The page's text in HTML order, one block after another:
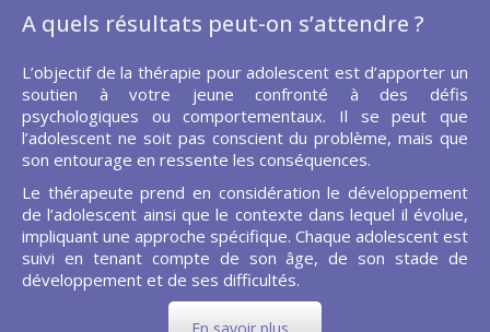
A quels résultats peut-on s’attendre ?
L’objectif de la thérapie pour adolescent est d’apporter un
soutien à votre jeune confronté à des défis
psychologiques ou comportementaux. Il se peut que
l’adolescent ne soit pas conscient du problème, mais que
son entourage en ressente les conséquences.
Le thérapeute prend en considération le développement
de l’adolescent ainsi que le contexte dans lequel il évolue,
impliquant une approche spécifique. Chaque adolescent est
suivi en tenant compte de son âge, de son stade de
développement et de ses difficultés.